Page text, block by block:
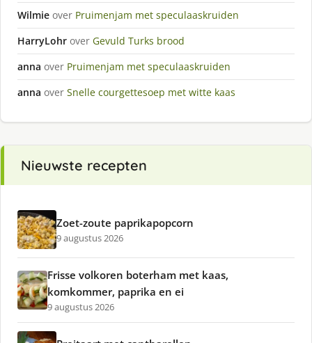
Wilmie over Pruimenjam met speculaaskruiden
HarryLohr over Gevuld Turks brood
anna over Pruimenjam met speculaaskruiden
anna over Snelle courgettesoep met witte kaas
Nieuwste recepten
Zoet-zoute paprikapopcorn
9 augustus 2026
Frisse volkoren boterham met kaas,
komkommer, paprika en ei
9 augustus 2026